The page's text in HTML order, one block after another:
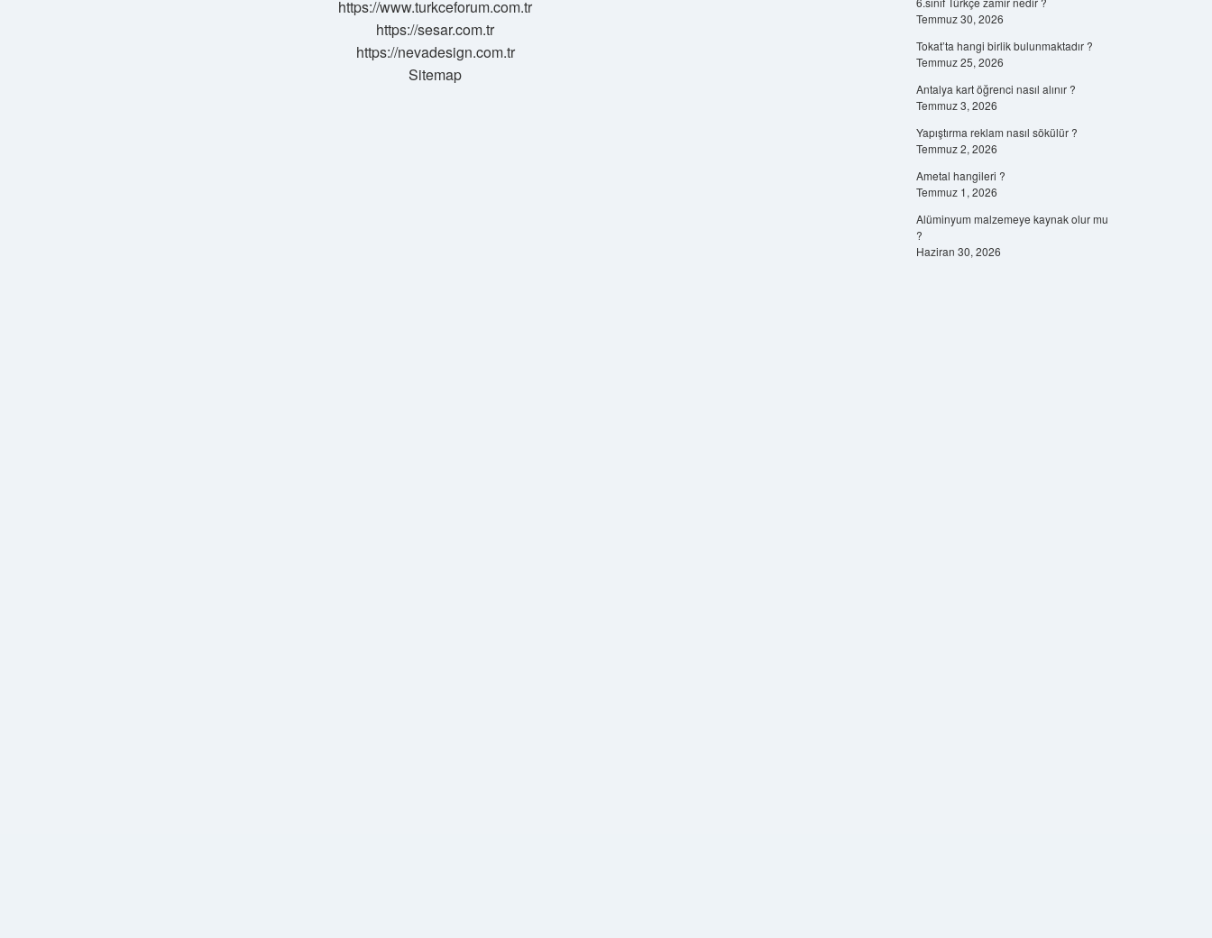
https://www.turkceforum.com.tr
https://sesar.com.tr
https://nevadesign.com.tr
Sitemap
Temmuz 30, 2026
Tokat’ta hangi birlik bulunmaktadır ?
Temmuz 25, 2026
Antalya kart öğrenci nasıl alınır ?
Temmuz 3, 2026
Yapıştırma reklam nasıl sökülür ?
Temmuz 2, 2026
Ametal hangileri ?
Temmuz 1, 2026
Alüminyum malzemeye kaynak olur mu
?
Haziran 30, 2026